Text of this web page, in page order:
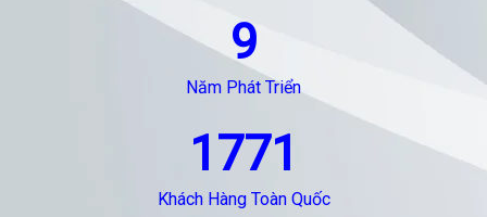
9
Năm Phát Triển
1771
Khách Hàng Toàn Quốc